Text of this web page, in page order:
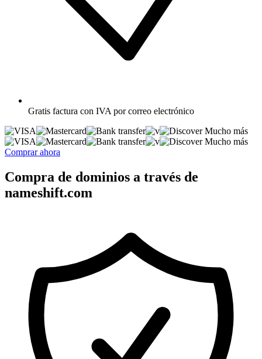
Gratis factura con IVA por correo electrónico
Mucho más
Mucho más
Comprar ahora
Compra de dominios a través de
nameshift.com